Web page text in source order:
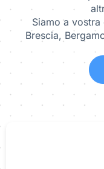
Siamo a
Brescia,